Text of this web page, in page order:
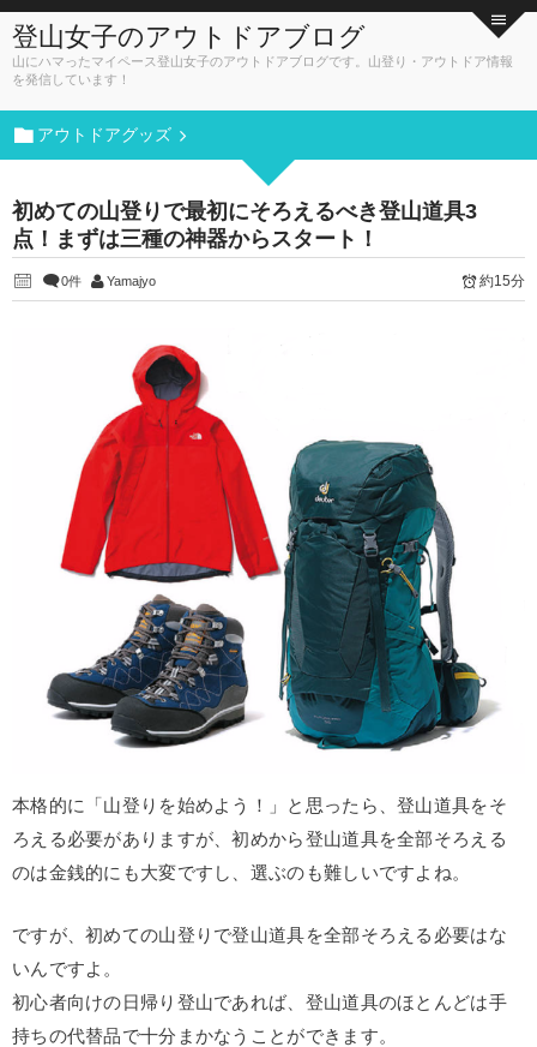
登山女子のアウトドアブログ
山にハマったマイペース登山女子のアウトドアブログです。山登り・アウトドア情報
を発信しています！
アウトドアグッズ
初めての山登りで最初にそろえるべき登山道具3
点！まずは三種の神器からスタート！
0件 Yamajyo 約15分
本格的に「山登りを始めよう！」と思ったら、登山道具をそ
ろえる必要がありますが、初めから登山道具を全部そろえる
のは金銭的にも大変ですし、選ぶのも難しいですよね。
ですが、初めての山登りで登山道具を全部そろえる必要はな
いんですよ。
初心者向けの日帰り登山であれば、登山道具のほとんどは手
持ちの代替品で十分まかなうことができます。